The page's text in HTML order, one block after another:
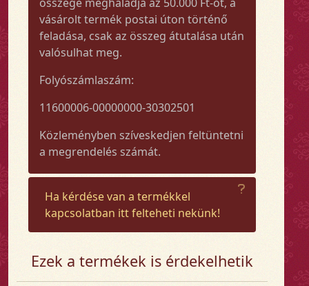
vásárolt termék postai úton történő
feladása, csak az összeg átutalása után
valósulhat meg.
Folyószámlaszám:
11600006-00000000-30302501
Közleményben szíveskedjen feltüntetni
a megrendelés számát.
Ha kérdése van a termékkel
kapcsolatban itt felteheti nekünk!
Ezek a termékek is érdekelhetik